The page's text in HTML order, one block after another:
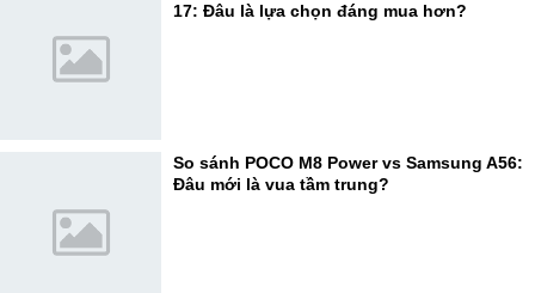
17: Đâu là lựa chọn đáng mua hơn?
So sánh POCO M8 Power vs Samsung A56:
Đâu mới là vua tầm trung?